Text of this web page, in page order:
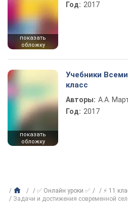
показать
обложку
Год: 2017
показать
обложку
Учебники
класс
Авторы: А.А.
Год: 2017
✅ Онлайн уроки ✅ ⚡ 11
Задачи и достижения современной